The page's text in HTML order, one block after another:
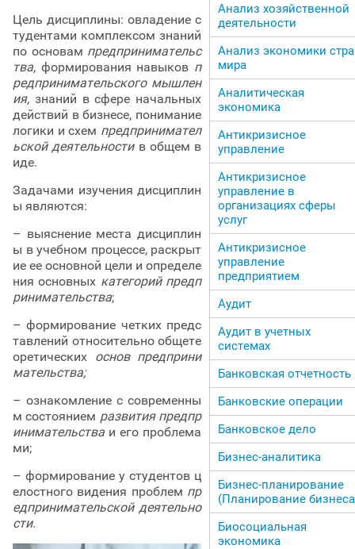
Цель дисциплины: овладение с
тудентами комплексом знаний
по основам предпринимательс
тва, формирования навыков п
редпринимательского мышлен
ия, знаний в сфере начальных
действий в бизнесе, понимание
логики и схем предпринимател
ьской деятельностив общем в
иде.
Задачами изучения дисциплин
ы являются:
– выяснение места дисциплин
ы в учебном процессе, раскрыт
ие ее основной цели и определе
ния основных категорий предп
ринимательства;
– формирование четких предс
тавлений относительно общете
оретических основ предприни
мательства;
– ознакомление с современны
м состоянием развития предпр
инимательства и его проблема
ми;
– формирование у студентов ц
елостного видения проблем пр
едпринимательской деятельно
сти.
Анализ хозяйственной
деятельности
Анализ экономики
мира
Аналитическая
экономика
Антикризисное
управление
Антикризисное
управление в
организациях сферы
услуг
Антикризисное
управление
предприятием
Аудит
Аудит в учетных
системах
Банковская отчетность
Банковские операции
Банковское дело
Бизнес-аналитика
Бизнес-планирование
(Планирование
Биосоциальная
экономика